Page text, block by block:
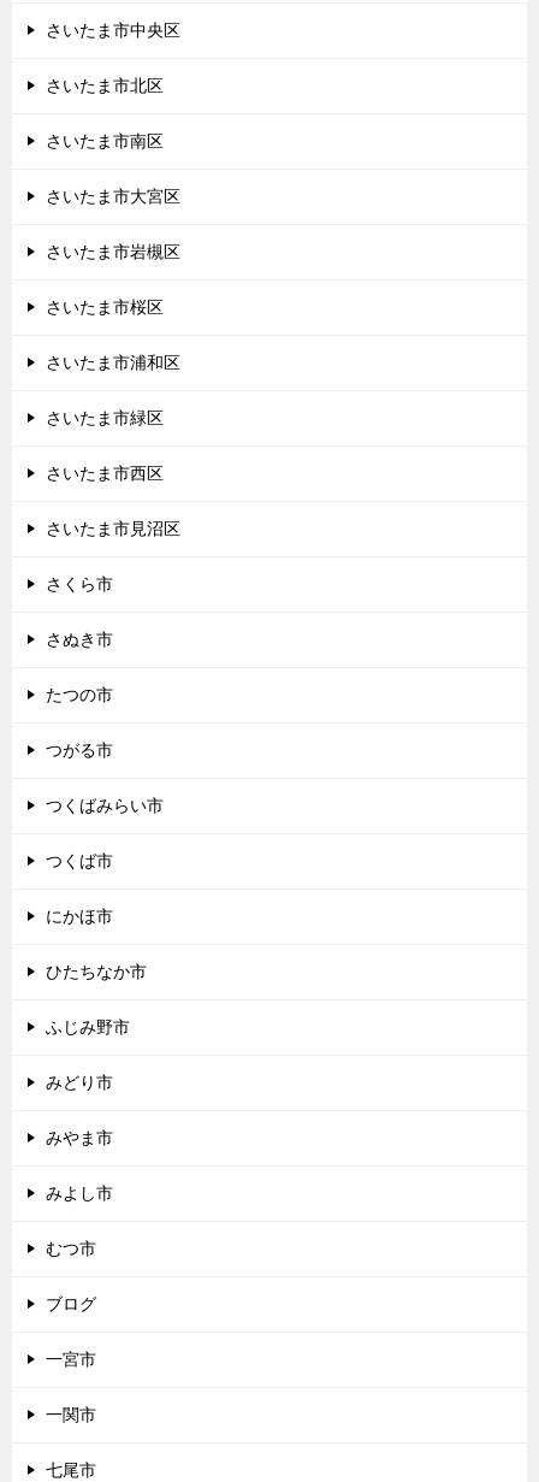
さいたま市中央区
さいたま市北区
さいたま市南区
さいたま市大宮区
さいたま市岩槻区
さいたま市桜区
さいたま市浦和区
さいたま市緑区
さいたま市西区
さいたま市見沼区
さくら市
さぬき市
たつの市
つがる市
つくばみらい市
つくば市
にかほ市
ひたちなか市
ふじみ野市
みどり市
みやま市
みよし市
むつ市
ブログ
一宮市
一関市
七尾市